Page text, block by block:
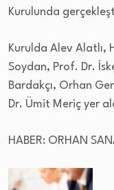
Kurulunda
Kurulda Alev Alatlı,
Soydan, Prof. Dr.
Bardakçı, Orhan
Dr. Ümit Meriç yer
HABER: ORHAN